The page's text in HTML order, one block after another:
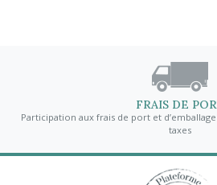
FRAIS DE
Participation aux frais de port et
taxes